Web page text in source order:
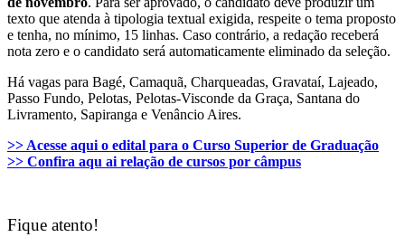
texto que atenda à tipologia textual exigida, respeite o tema proposto
e tenha, no mínimo, 15 linhas. Caso contrário, a redação receberá
nota zero e o candidato será automaticamente eliminado da seleção.
Há vagas para Bagé, Camaquã, Charqueadas, Gravataí, Lajeado,
Passo Fundo, Pelotas, Pelotas-Visconde da Graça, Santana do
Livramento, Sapiranga e Venâncio Aires.
>> Acesse aqui o edital para o Curso Superior de Graduação
>> Confira aqu ai relação de cursos por câmpus
Fique atento!